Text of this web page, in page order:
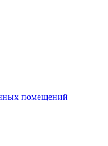
помещений